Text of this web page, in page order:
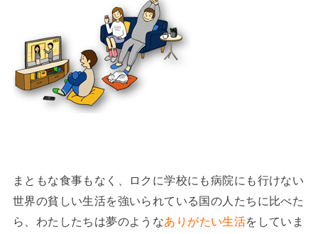
まともな食事もなく、ロクに学校にも病院にも行けない
世界の貧しい生活を強いられている国の人たちに比べた
ら、わたしたちは夢のようなありがたい生活をしていま